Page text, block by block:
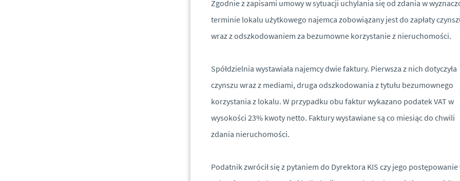
Zgodnie z zapisami umowy w sytuacji uchylania się od zdania w
terminie lokalu użytkowego najemca zobowiązany jest do zapłaty
wraz z odszkodowaniem za bezumowne korzystanie z nieruchomości.
Spółdzielnia wystawiała najemcy dwie faktury. Pierwsza z nich dotyczyła
czynszu wraz z mediami, druga odszkodowania z tytułu bezumownego
korzystania z lokalu. W przypadku obu faktur wykazano podatek VAT w
wysokości 23% kwoty netto. Faktury wystawiane są co miesiąc do chwili
zdania nieruchomości.
Podatnik zwrócił się z pytaniem do Dyrektora KIS czy jego postępowanie